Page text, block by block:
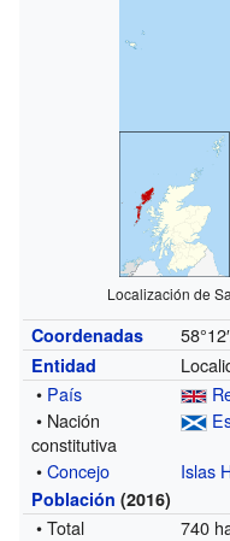
Localización de
Coordenadas
Entidad
• País
• Nación
constitutiva
•Concejo Islas
Población (2016)
• Total 740